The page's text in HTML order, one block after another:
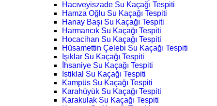
Hacıveyiszade Su Kaçağı Tespiti
Hamza Oğlu Su Kaçağı Tespiti
Hanay Başı Su Kaçağı Tespiti
Harmancık Su Kaçağı Tespiti
Hocacihan Su Kaçağı Tespiti
Hüsamettin Çelebi Su Kaçağı Tespiti
Işıklar Su Kaçağı Tespiti
İhsaniye Su Kaçağı Tespiti
İstiklal Su Kaçağı Tespiti
Kampüs Su Kaçağı Tespiti
Karahüyük Su Kaçağı Tespiti
Karakulak Su Kaçağı Tespiti